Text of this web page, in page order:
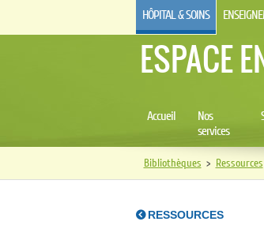
HÔPITAL & SOINS
ESPACE
Accueil
Nos
services
Bibliothèques > Ressources
RESSOURCES